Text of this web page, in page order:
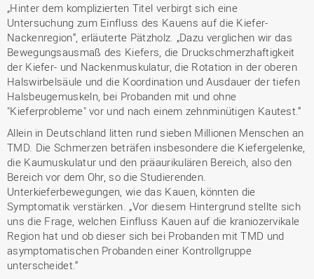
„Hinter dem komplizierten Titel verbirgt sich eine
Untersuchung zum Einfluss des Kauens auf die Kiefer-
Nackenregion“, erläuterte Pätzholz. „Dazu verglichen wir das
Bewegungsausmaß des Kiefers, die Druckschmerzhaftigkeit
der Kiefer- und Nackenmuskulatur, die Rotation in der oberen
Halswirbelsäule und die Koordination und Ausdauer der tiefen
Halsbeugemuskeln, bei Probanden mit und ohne
"Kieferprobleme" vor und nach einem zehnminütigen Kautest.“
Allein in Deutschland litten rund sieben Millionen Menschen an
TMD. Die Schmerzen beträfen insbesondere die Kiefergelenke,
die Kaumuskulatur und den präaurikulären Bereich, also den
Bereich vor dem Ohr, so die Studierenden.
Unterkieferbewegungen, wie das Kauen, könnten die
Symptomatik verstärken. „Vor diesem Hintergrund stellte sich
uns die Frage, welchen Einfluss Kauen auf die kraniozervikale
Region hat und ob dieser sich bei Probanden mit TMD und
asymptomatischen Probanden einer Kontrollgruppe
unterscheidet.“